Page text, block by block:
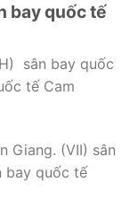
bay quốc tế
sân bay quốc
tế Cam
Giang. (VII) sân
bay quốc tế